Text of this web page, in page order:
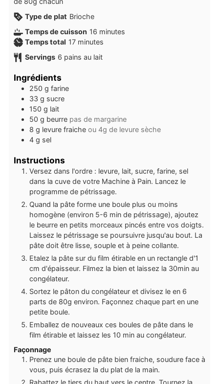
Type de plat Brioche
Temps de cuisson 16 minutes
minutes
Temps total 17minutes
minutes
Servings 6 pains au lait
Ingrédients
250 g farine
33 g sucre
150 g lait
50 g beurre pas de margarine
8 g levure fraiche ou 4g de levure sèche
4 g sel
Instructions
Versez dans l'ordre : levure, lait, sucre, farine, sel
dans la cuve de votre Machine à Pain. Lancez le
programme de pétrissage.
Quand la pâte forme une boule plus ou moins
homogène (environ 5-6 min de pétrissage), ajoutez
le beurre en petits morceaux pincés entre vos doigts.
Laissez le pétrissage se poursuivre jusqu'au bout. La
pâte doit être lisse, souple et à peine collante.
Etalez la pâte sur du film étirable en un rectangle d'1
cm d'épaisseur. Filmez la bien et laissez la 30min au
congélateur.
Sortez le pâton du congélateur et divisez le en 6
parts de 80g environ. Façonnez chaque part en une
petite boule.
Emballez de nouveaux ces boules de pâte dans le
film étirable et laissez les 10 min au congélateur.
Façonnage
Prenez une boule de pâte bien fraiche, soudure face à
vous, puis écrasez la du plat de la main.